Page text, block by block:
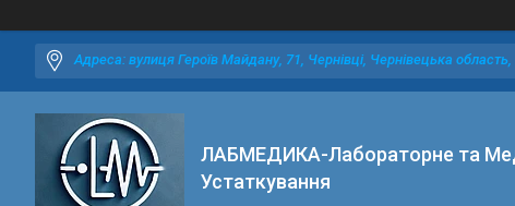
Адреса: вулиця Героїв Майдану, 71, Чернівці, Чернівецька область,
ЛАБМЕДИКА-Лабораторне та
Устаткування